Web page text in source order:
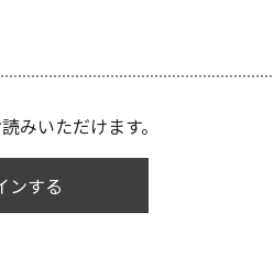
みいただけます。
ンする